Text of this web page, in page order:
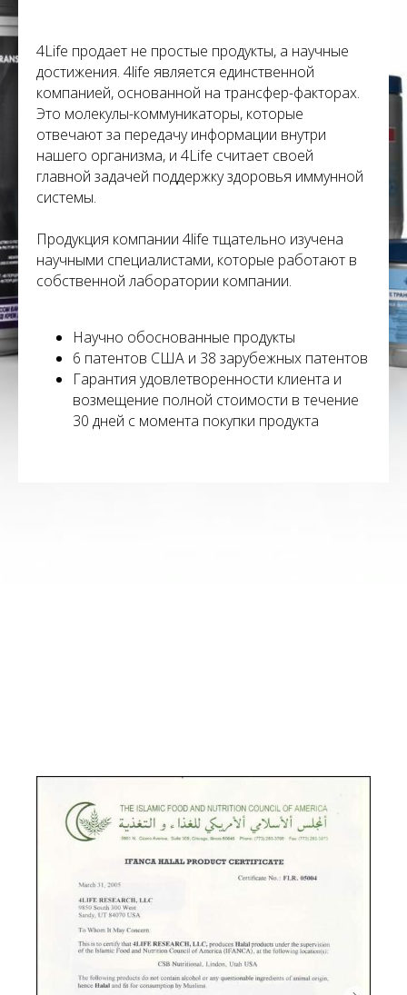
4Life продает не простые продукты, а научные
достижения. 4life является единственной
компанией, основанной на трансфер-факторах.
Это молекулы-коммуникаторы, которые
отвечают за передачу информации внутри
нашего организма, и 4Life считает своей
главной задачей поддержку здоровья иммунной
системы.
Продукция компании 4life тщательно изучена
научными специалистами, которые работают в
собственной лаборатории компании.
Научно обоснованные продукты
6 патентов США и 38 зарубежных патентов
Гарантия удовлетворенности клиента и
возмещение полной стоимости в течение
30 дней с момента покупки продукта